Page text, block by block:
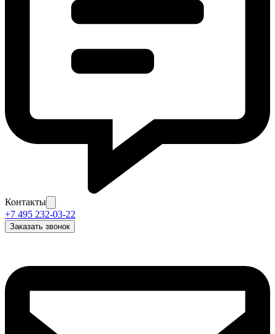
Контакты
+7 495 232-03-22
Заказать звонок